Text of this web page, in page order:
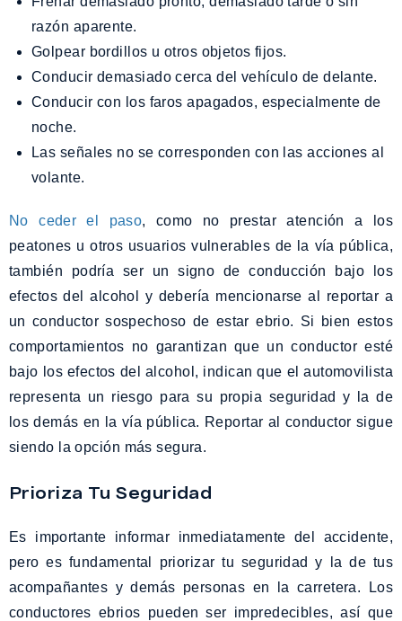
razón aparente.
Golpear bordillos u otros objetos fijos.
Conducir demasiado cerca del vehículo de delante.
Conducir con los faros apagados, especialmente de
noche.
Las señales no se corresponden con las acciones al
volante.
No ceder el paso, como no prestar atención a los
peatones u otros usuarios vulnerables de la vía pública,
también podría ser un signo de conducción bajo los
efectos del alcohol y debería mencionarse al reportar a
un conductor sospechoso de estar ebrio. Si bien estos
comportamientos no garantizan que un conductor esté
bajo los efectos del alcohol, indican que el automovilista
representa un riesgo para su propia seguridad y la de
los demás en la vía pública. Reportar al conductor sigue
siendo la opción más segura.
Prioriza Tu Seguridad
Es importante informar inmediatamente del accidente,
pero es fundamental priorizar tu seguridad y la de tus
acompañantes y demás personas en la carretera. Los
conductores ebrios pueden ser impredecibles, así que